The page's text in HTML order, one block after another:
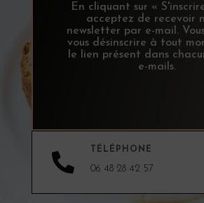
En cliquant sur «
acceptez de recevoir
newsletter par e-mail.
vous désinscrire à tout
le lien présent dans
e-mails.

TÉLÉPHONE
06 48 28 42 57